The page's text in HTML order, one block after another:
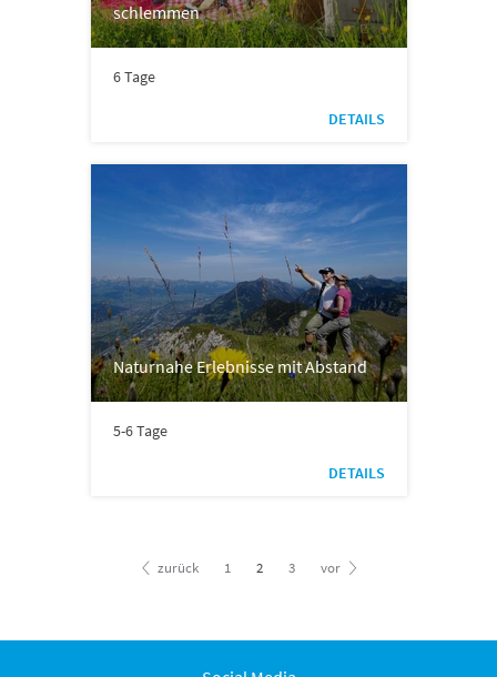
schlemmen
6 Tage
DETAILS
Naturnahe Erlebnisse mit Abstand
5-6 Tage
DETAILS
zurück 1 2 3 vor